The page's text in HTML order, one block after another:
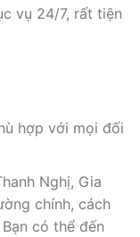
vụ 24/7, rất tiện
hợp với mọi đối
Nghị, Gia
chính, cách
có thể đến